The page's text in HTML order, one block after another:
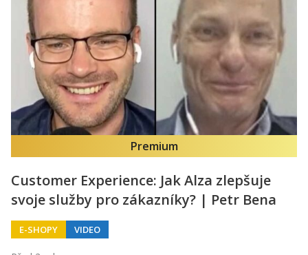
Premium
Customer Experience: Jak Alza zlepšuje
svoje služby pro zákazníky? | Petr Bena
E-SHOPY VIDEO